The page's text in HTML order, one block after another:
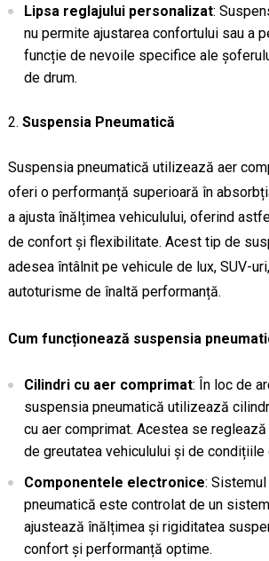
Lipsa reglajului personalizat:
nu permite ajustarea confortului sau a
funcție de nevoile specifice ale
de drum.
Suspensia Pneumatică
Suspensia pneumatică utilizează aer
oferi o performanță superioară în
a ajusta înălțimea vehiculului, oferind
de confort și flexibilitate. Acest tip de
adesea întâlnit pe vehicule de lux, SUV-
autoturisme de înaltă performanță.
Cum funcționează suspensia
Cilindri cu aer comprimat: În loc de
suspensia pneumatică utilizează
cu aer comprimat. Acestea se
de greutatea vehiculului și de condițiile
Componentele electronice:
pneumatică este controlat de un
ajustează înălțimea și rigiditatea
confort și performanță optime.